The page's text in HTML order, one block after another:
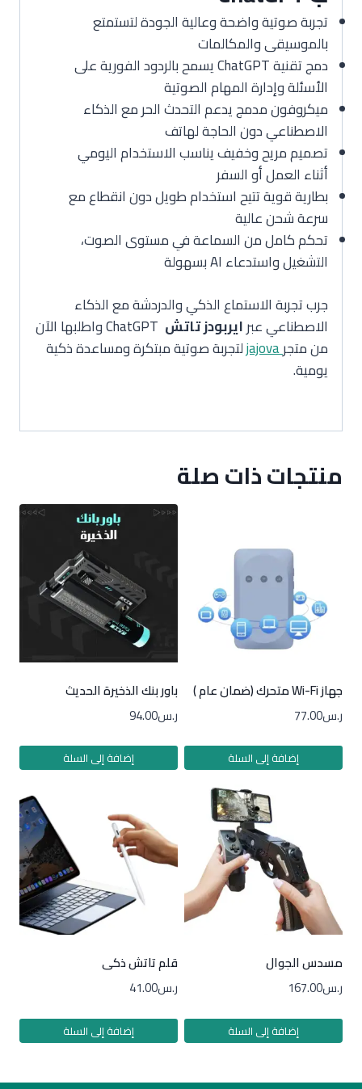
تجربة صوتية واضحة وعالية الجودة لتستمتع
بالموسيقى والمكالمات
دمج تقنية ChatGPT يسمح بالردود الفورية على
الأسئلة وإدارة المهام الصوتية
ميكروفون مدمج يدعم التحدث الحر مع الذكاء
الاصطناعي دون الحاجة لهاتف
تصميم مريح وخفيف يناسب الاستخدام اليومي
أثناء العمل أو السفر
بطارية قوية تتيح استخدام طويل دون انقطاع مع
سرعة شحن عالية
تحكم كامل من السماعة في مستوى الصوت،
التشغيل واستدعاء AI بسهولة
جرب تجربة الاستماع الذكي والدردشة مع الذكاء
الاصطناعي عبرايربودز تاتش
ChatGPT واطلبها الآن
من متجرjajovaلتجربة صوتية مبتكرة ومساعدة ذكية
يومية.
منتجات ذات صلة
جهاز Wi-Fi متحرك (ضمان عام )
ر.س77.00
إضافة إلى السلة
باور بنك الذخيرة الحديث
ر.س94.00
إضافة إلى السلة
مسدس الجوال
ر.س167.00
إضافة إلى السلة
قلم تاتش ذكى
ر.س41.00
إضافة إلى السلة